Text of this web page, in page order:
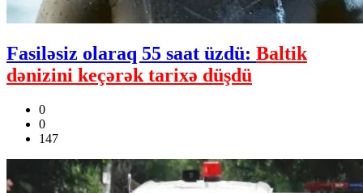
Fasiləsiz olaraq 55 saat üzdü: Baltik
dənizini keçərək tarixə düşdü
0
0
147